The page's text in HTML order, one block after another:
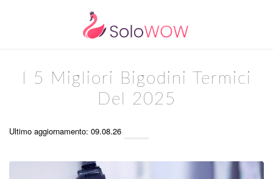
I 5 Migliori Bigodini Termici
Del 2025
Ultimo aggiornamento: 09.08.26